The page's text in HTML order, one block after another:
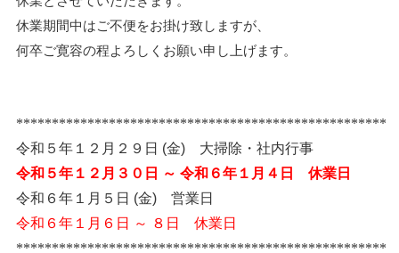
休業期間中はご不便をお掛け致しますが、
何卒ご寛容の程よろしくお願い申し上げます。
****************************************************
令和５年１２月２９日 (金) 大掃除・社内行事
令和５年１２月３０日 ～ 令和６年１月４日 休業日
令和６年１月５日 (金) 営業日
令和６年１月６日 ～ ８日 休業日
****************************************************